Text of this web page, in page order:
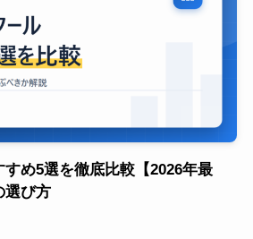
め5選を徹底比較【2026年最
選び方